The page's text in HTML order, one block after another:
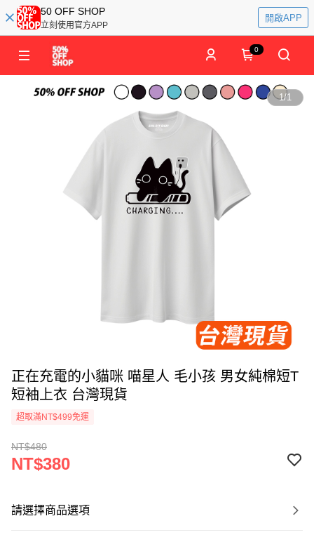
50 OFF SHOP
立刻使用官方APP
開啟APP
0
1/1
正在充電的小貓咪 喵星人 毛小孩 男女純棉短T
短袖上衣 台灣現貨
超取滿NT$499免運
NT$480
NT$380
請選擇商品選項